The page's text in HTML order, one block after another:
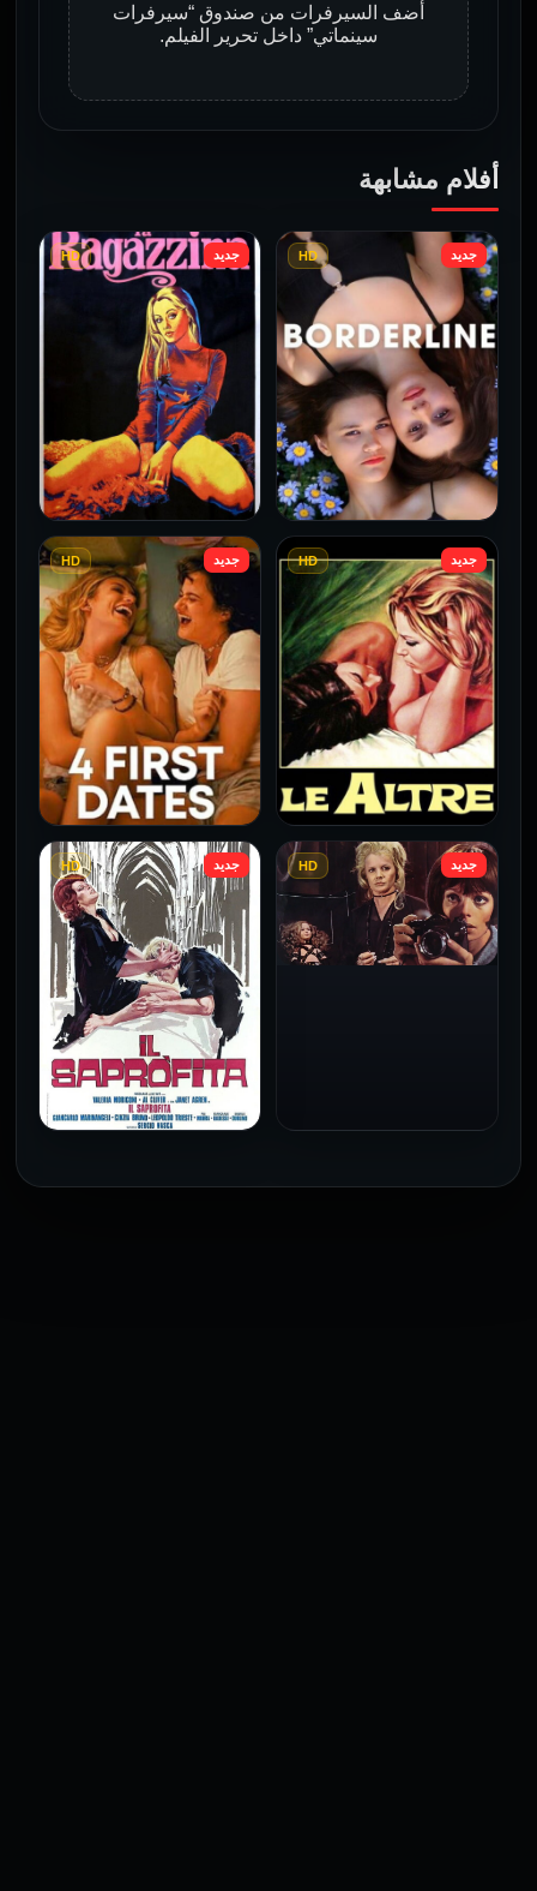
أضف السيرفرات من صندوق “سيرفرات
سينماتي” داخل تحرير الفيلم.
أفلام مشابهة
جديد HD
فيلم Borderline مترجم
للكبار فقط
2026
جديد HD
فيلم Monika مترجم للكبار
فقط
2026
جديد HD
فيلم Le altre مترجم للكبار
فقط
2026
جديد HD
فيلم 4 First Dates مترجم
للكبار فقط
2026
جديد HD جديد HD
فيلم The Profiteer مترجم